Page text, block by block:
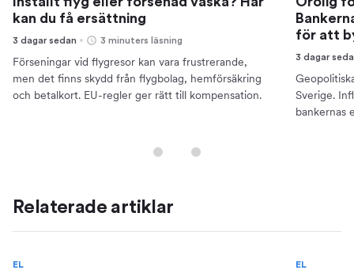
kan du få ersättning
3 dagar sedan 3 minuters läsning
Förseningar vid flygresor kan vara frustrerande,
men det finns skydd från flygbolag, hemförsäkring
och betalkort. EU-regler ger rätt till kompensation.
för att
3 dagar
Sverige.
bankernas
Relaterade artiklar
EL EL